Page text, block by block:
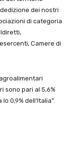
dei nostri
di categoria
Camere di
sono pari al 5,6%
0,9% dell’Italia”.